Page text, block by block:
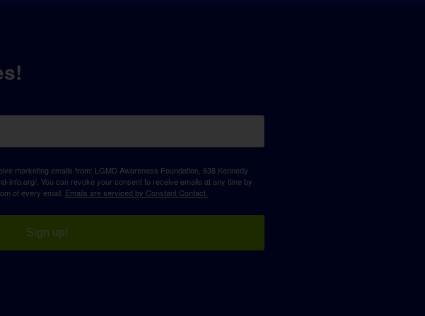
marketing emails from: LGMD Awareness Foundation, 638 Kennedy
info.org/. You can revoke your consent to receive emails at any time by
of every email. Emails are serviced by Constant Contact.
Sign up!